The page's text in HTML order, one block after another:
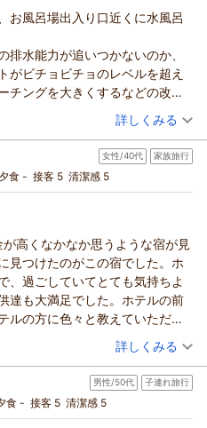
の湯からの返信
き、誠にありがとうございま
をお寄せいただきましたこ
イスをありがとうございま
等について改めて分かりやす
で距離がありご不便をおかけ
ックスしていただける空間づ
よりお待ち申し上げておりま
お風呂場出入り口近くに水風呂
水能力が追いつかないのか、
がビチョビチョのレベルを超え
チングを大きくするなどの改善
変わりますので、ぜひ改善をお
（投稿日：2026/03/19）
地球に優しいノークリーニングプラ
シングル 朝のみ
人あたり/税込)
の湯からの返信
だき、誠にありがとうございま
て、ご不快な思いをさせてし
拭きマットの浸水状態につい
ねて感謝申し上げます。
りながら、足元の環境により
詳しくみる
女性/40代 家族旅行
夕食 - 接客 5 清潔感 5
高くなかなか思うような宿が見
見つけたのがこの宿でした。ホ
、過ごしていてとても気持ちよ
達も大満足でした。ホテルの前
ルの方に色々と教えていただき
たためデパートで済ますことも
にしたのですが、とっても気持
も露天風呂がある部屋なんて初
。とてもいい旅行になりまし
（投稿日：2026/03/17）
)
ゃらんだけの期間限定のお得プラ
詳しくみる
男性/50代 子連れ旅行
食 - 接客 5 清潔感 5